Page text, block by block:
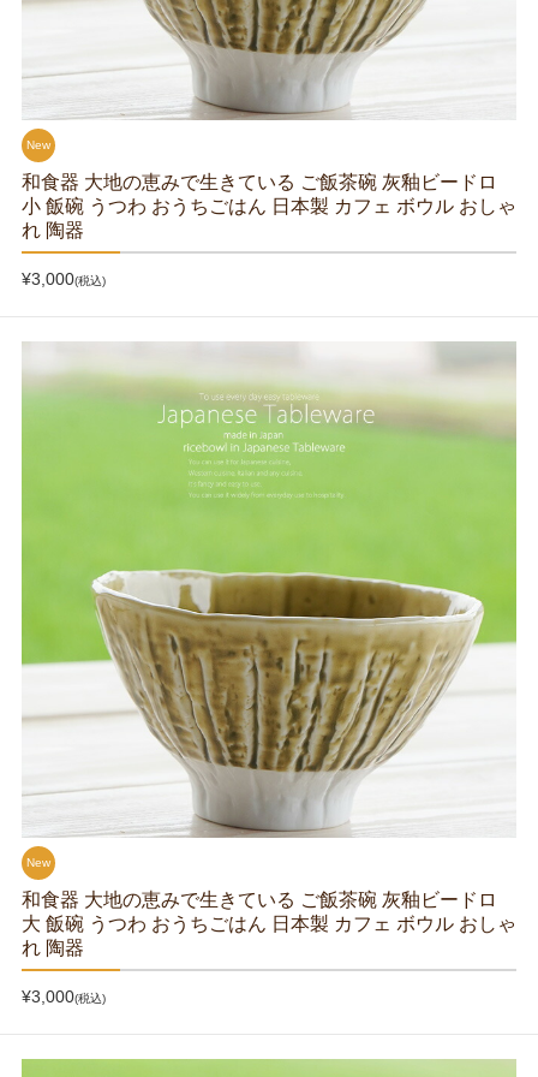
New
和食器 大地の恵みで生きている ご飯茶碗 灰釉ビードロ
小 飯碗 うつわ おうちごはん 日本製 カフェ ボウル おしゃ
れ 陶器
¥3,000(税込)
New
和食器 大地の恵みで生きている ご飯茶碗 灰釉ビードロ
大 飯碗 うつわ おうちごはん 日本製 カフェ ボウル おしゃ
れ 陶器
¥3,000(税込)